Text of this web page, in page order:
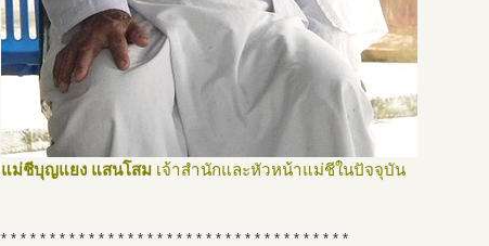
แม่ชีบุญแยง แสนโสม เจ้าสำนักและหัวหน้าแม่ชีในปัจจุบัน
* * * * * * * * * * * * * * * * * * * * * * * * * * * * * * * * * * * *